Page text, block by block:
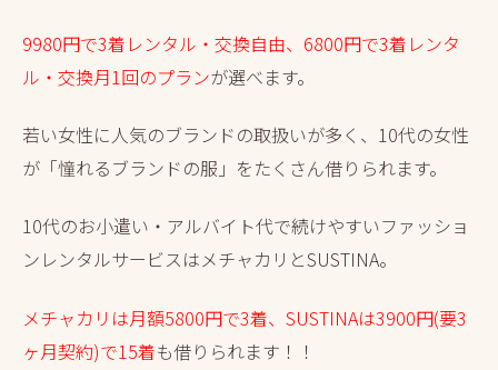
9980円で3着レンタル・交換自由、6800円で3着レンタ
ル・交換月1回のプランが選べます。
若い女性に人気のブランドの取扱いが多く、10代の女性
が「憧れるブランドの服」をたくさん借りられます。
10代のお小遣い・アルバイト代で続けやすいファッショ
ンレンタルサービスはメチャカリとSUSTINA。
メチャカリは月額5800円で3着、SUSTINAは3900円(要3
ヶ月契約)で15着も借りられます！！